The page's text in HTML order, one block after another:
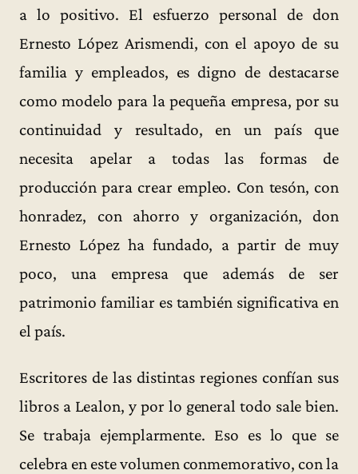
a lo positivo. El esfuerzo personal de don
Ernesto López Arismendi, con el apoyo de su
familia y empleados, es digno de destacarse
como modelo para la pequeña empresa, por su
continuidad y resultado, en un país que
necesita apelar a todas las formas de
producción para crear empleo. Con tesón, con
honradez, con ahorro y organización, don
Ernesto López ha fundado, a partir de muy
poco, una empresa que además de ser
patrimonio familiar es también significativa en
el país.
Escritores de las distintas regiones confían sus
libros a Lealon, y por lo general todo sale bien.
Se trabaja ejemplarmente. Eso es lo que se
celebra en este volumen conmemorativo, con la